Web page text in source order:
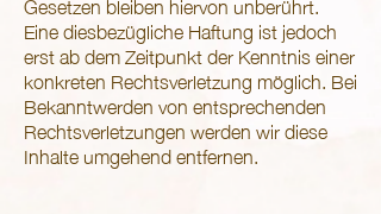
Eine diesbezügliche Haftung ist jedoch
erst ab dem Zeitpunkt der Kenntnis einer
konkreten Rechtsverletzung möglich. Bei
Bekanntwerden von entsprechenden
Rechtsverletzungen werden wir diese
Inhalte umgehend entfernen.